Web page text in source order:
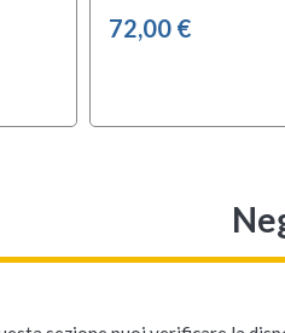
72,00 €